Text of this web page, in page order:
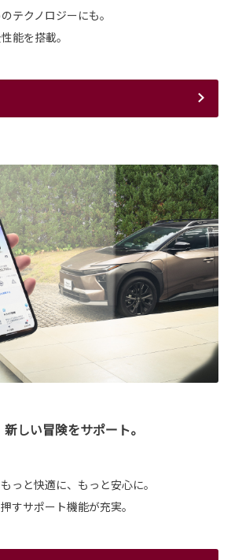
テクノロジーにも。
能を搭載。
しい冒険をサポート。
っと快適に、もっと安心に。
すサポート機能が充実。